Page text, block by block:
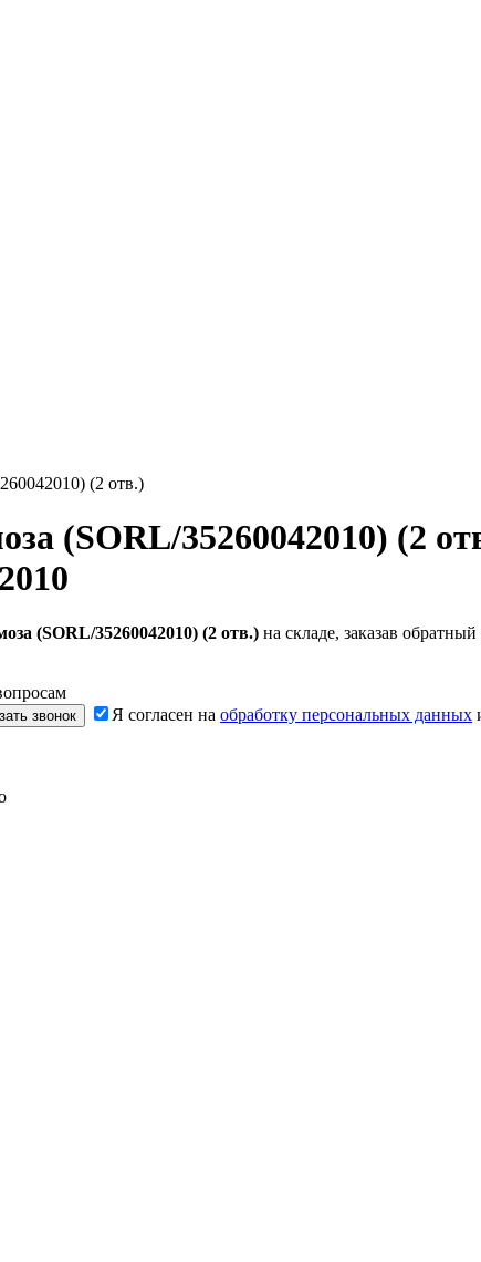
(2 отв.)
(SORL/35260042010) (2
(SORL/35260042010) (2 отв.) на складе, заказав
звонок Я согласен на обработку персональных данных